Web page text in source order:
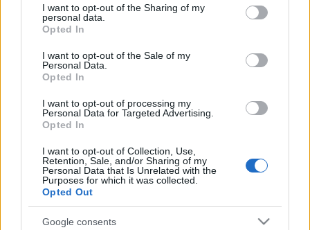
not limited to your visit or usage behaviour. You may click to
grant or deny consent to Google and its third-party tags to
use your data for below specified purposes in below Google
consent section.
I want to opt-out of the Sharing of my
personal data.
Opted In
I want to opt-out of the Sale of my
Personal Data.
Opted In
I want to opt-out of processing my
Personal Data for Targeted Advertising.
Opted In
I want to opt-out of Collection, Use,
Retention, Sale, and/or Sharing of my
Personal Data that Is Unrelated with the
Purposes for which it was collected.
Opted Out
Google consents
"Nagyon köszönjük mindenkinek az eddigi 10 évet,
minden pillanatát imádtuk. Mint azt bizonyára már a
legtöbben tudjátok nagy lendülettel íródnak az új
számok és minél többet dolgozunk rajta, minél
közelebb a végcél, annál inkább érezzük hogy új
fejezetet kell nyissunk a zenekar életében, innentől
LAZARVS néven folytatjuk tovább"
Címkék:apey and the pea lazarvs